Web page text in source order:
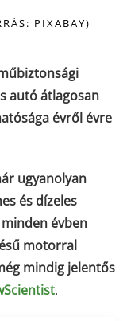
PIXABAY)
autó átlagosan
évről évre
ugyanolyan
és dízeles
évben
motorral
mindig jelentős
.